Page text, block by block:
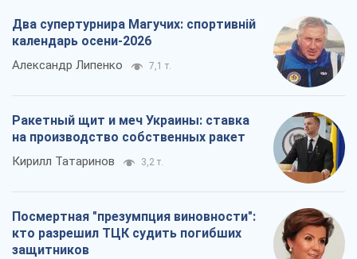
Два супертурнира Магучих: спортивній
календарь осени-2026
Александр Липенко 7,1 т.
Ракетный щит и меч Украины: ставка
на производство собственных ракет
Кирилл Татаринов 3,2 т.
Посмертная "презумпция виновности":
кто разрешил ТЦК судить погибших
защитников